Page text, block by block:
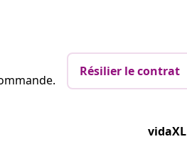
Résilier le contrat
vidaXL